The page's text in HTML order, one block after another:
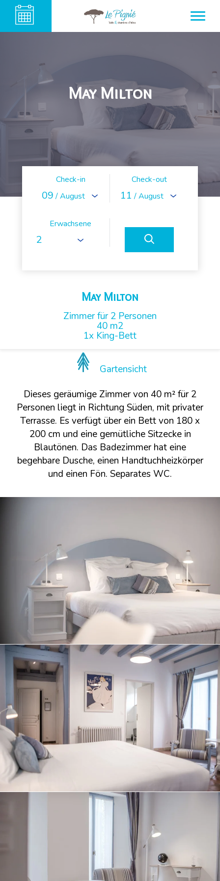
May Milton
Check-in
09 / August
Check-out
11 / August
Erwachsene
May Milton
Zimmer für 2 Personen
40 m2
1x King-Bett
Gartensicht
Dieses geräumige Zimmer von 40 m² für 2
Personen liegt in Richtung Süden, mit privater
Terrasse. Es verfügt über ein Bett von 180 x
200 cm und eine gemütliche Sitzecke in
Blautönen. Das Badezimmer hat eine
begehbare Dusche, einen Handtuchheizkörper
und einen Fön. Separates WC.